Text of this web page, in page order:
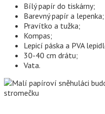
Bílý papír do tiskárny;
Barevný papír a lepenka;
Pravítko a tužka;
Kompas;
Lepicí páska a PVA
30-40 cm drátu;
Vata.